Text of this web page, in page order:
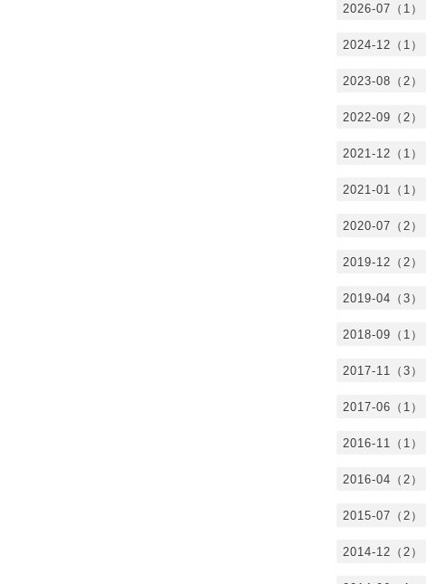
2026-07（1）
2024-12（1）
2023-08（2）
2022-09（2）
2021-12（1）
2021-01（1）
2020-07（2）
2019-12（2）
2019-04（3）
2018-09（1）
2017-11（3）
2017-06（1）
2016-11（1）
2016-04（2）
2015-07（2）
2014-12（2）